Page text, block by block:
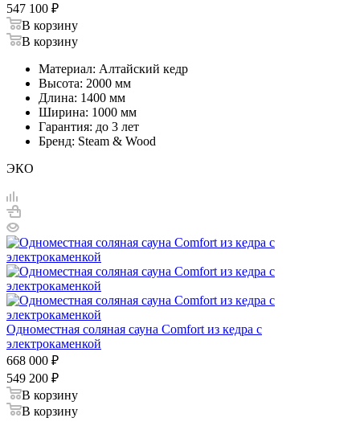
547 100 ₽
В корзину
В корзину
Материал: Алтайский кедр
Высота: 2000 мм
Длина: 1400 мм
Ширина: 1000 мм
Гарантия: до 3 лет
Бренд: Steam & Wood
ЭКО
Одноместная соляная сауна Comfort из кедра с
электрокаменкой
668 000 ₽
549 200 ₽
В корзину
В корзину